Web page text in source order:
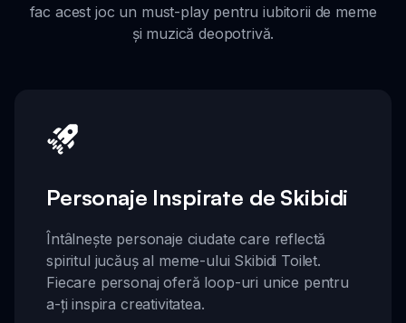
fac acest joc un must-play pentru iubitorii de meme
și muzică deopotrivă.
Personaje Inspirate de Skibidi
Întâlnește personaje ciudate care reflectă
spiritul jucăuș al meme-ului Skibidi Toilet.
Fiecare personaj oferă loop-uri unice pentru
a-ți inspira creativitatea.